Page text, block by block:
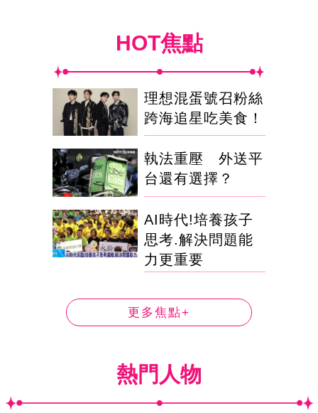
HOT焦點
理想混蛋號召粉絲
跨海追星吃美食！
執法重壓 外送平
台還有選擇？
AI時代!培養孩子
思考.解決問題能
力更重要
更多焦點+
熱門人物